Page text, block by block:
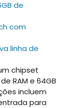
de
com
linha de
chipset
RAM e 64GB
incluem
para